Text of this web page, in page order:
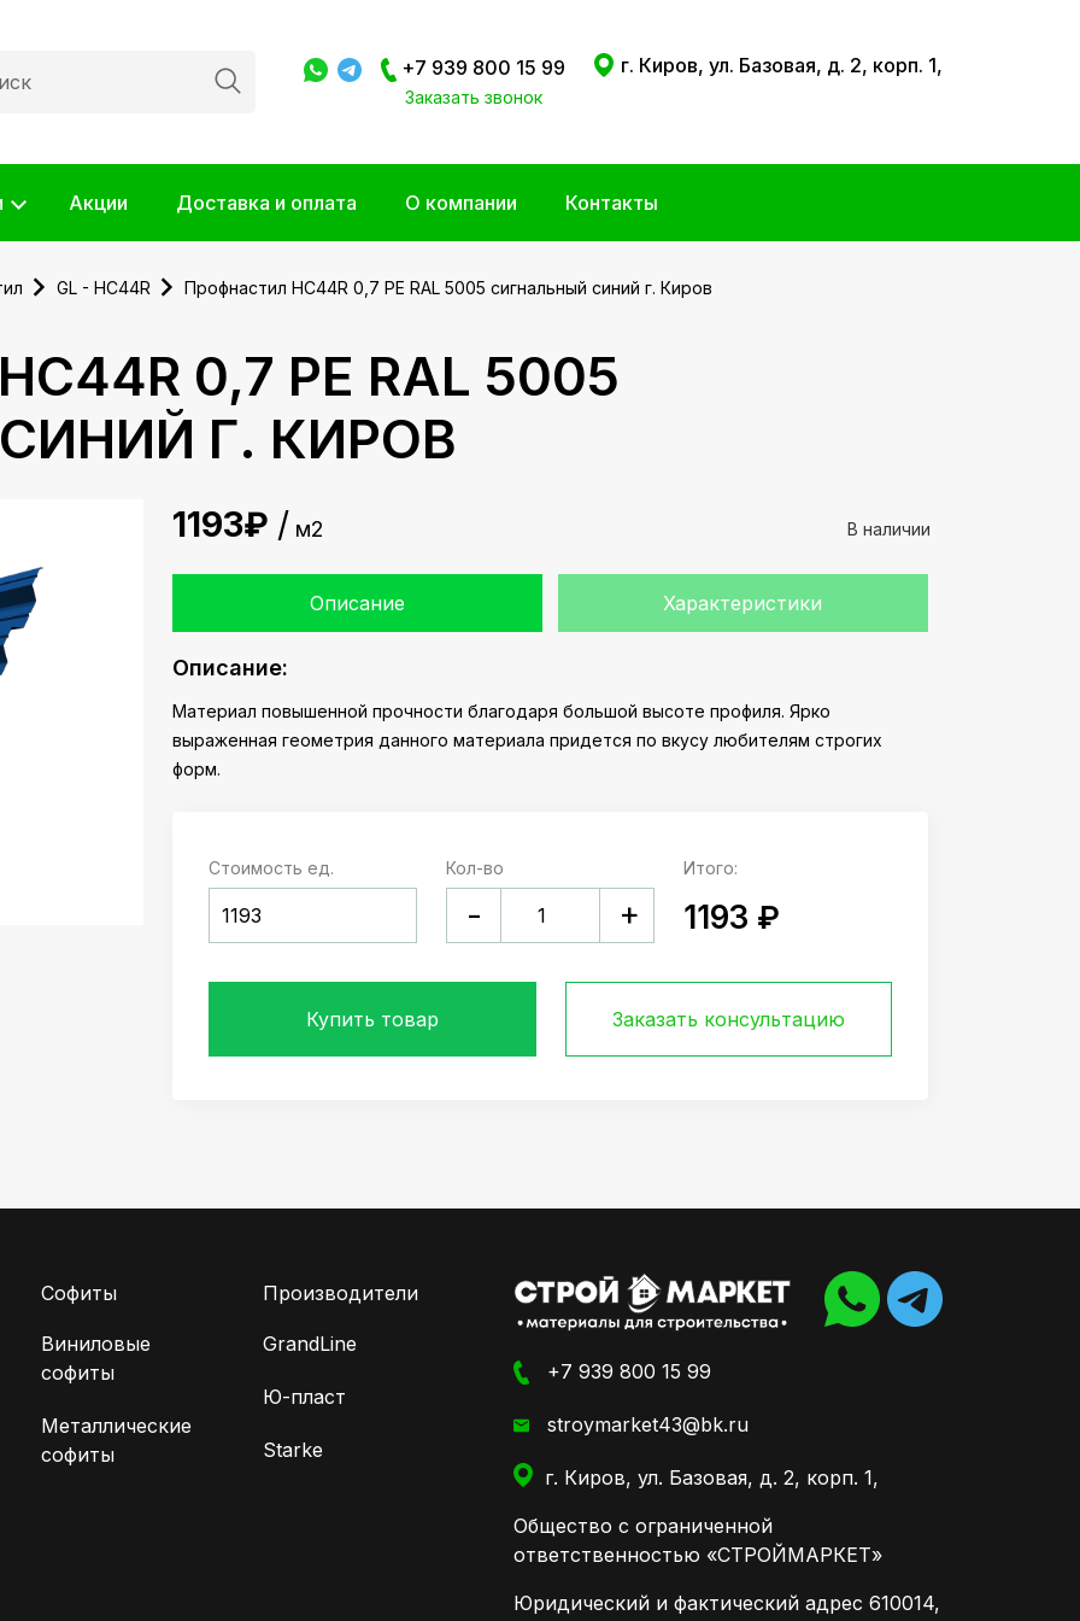
+7 939 800 15 99
Заказать звонок
г. Киров, ул. Базовая, д. 2, корп. 1,
Акции Доставка и оплата О компании Контакты
GL - HC44R Профнастил HC44R 0,7 PE RAL 5005 сигнальный синий г. Киров
0,7 PE RAL 5005
Г. КИРОВ
В наличии
1193 м2
Описание Характеристики
Описание:
Материал повышенной прочности благодаря большой высоте профиля. Ярко
выраженная геометрия данного материала придется по вкусу любителям строгих
форм.
Стоимость ед. Кол-во
- +
Итого:
1193 ₽
Купить товар Заказать консультацию
Софиты
Виниловые
софиты
Металлические
софиты
Производители
GrandLine
Ю-пласт
Starke
+7 939 800 15 99
stroymarket43@bk.ru
г. Киров, ул. Базовая, д. 2, корп. 1,
Общество с ограниченной
ответственностью «СТРОЙМАРКЕТ»
Юридический и фактический адрес 610014,